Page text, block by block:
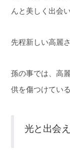
んと美しく出会
先程新しい高麗
孫の事では、高
供を傷つけてい
光と出会